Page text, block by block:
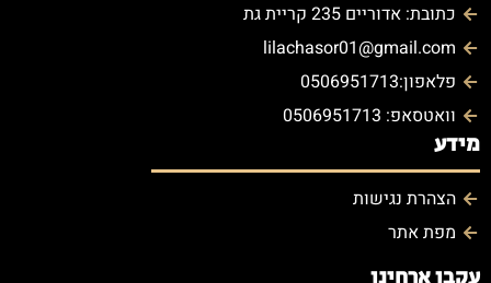
כתובת: אדוריים 235 קריית גת
lilachasor01@gmail.com
פלאפון:0506951713
וואטסאפ: 0506951713
מידע
הצהרת נגישות
מפת אתר